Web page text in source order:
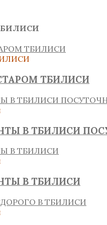
ТБИЛИСИ
В ТБИЛИСИ
В ТБИЛИСИ